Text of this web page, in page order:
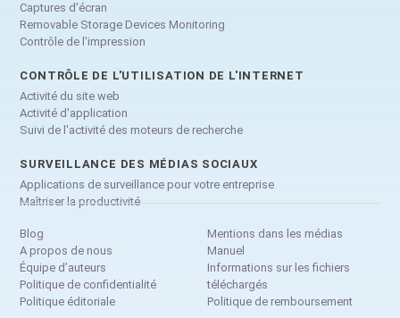
Captures d'écran
Removable Storage Devices Monitoring
Contrôle de l'impression
CONTRÔLE DE L'UTILISATION DE L'INTERNET
Activité du site web
Activité d'application
Suivi de l'activité des moteurs de recherche
SURVEILLANCE DES MÉDIAS SOCIAUX
Applications de surveillance pour votre entreprise
Maîtriser la productivité
Blog
A propos de nous
Équipe d’auteurs
Politique de confidentialité
Politique éditoriale
Mentions dans les médias
Manuel
Informations sur les fichiers
téléchargés
Politique de remboursement